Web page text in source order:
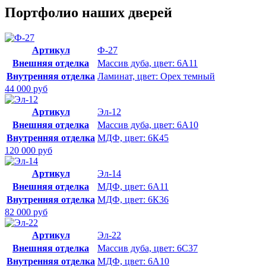
Портфолио наших дверей
Артикул
Ф-27
Внешняя отделка
Массив дуба, цвет: 6А11
Внутренняя отделка Ламинат, цвет: Орех темный
44 000 руб
Артикул
Эл-12
Внешняя отделка
Массив дуба, цвет: 6А10
Внутренняя отделка МДФ, цвет: 6К45
120 000 руб
Артикул
Эл-14
Внешняя отделка
МДФ, цвет: 6А11
Внутренняя отделка МДФ, цвет: 6К36
82 000 руб
Артикул
Эл-22
Внешняя отделка
Массив дуба, цвет: 6С37
Внутренняя отделка МДФ, цвет: 6А10